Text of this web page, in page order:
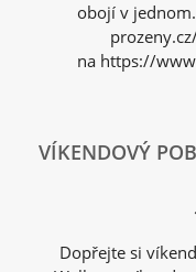
obojí v
na https://
VÍKENDOVÝ
Dopřejte si